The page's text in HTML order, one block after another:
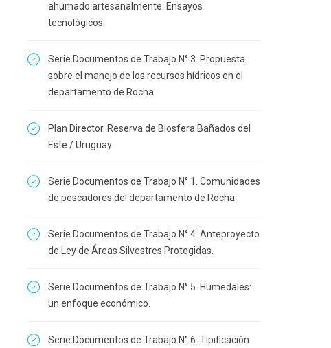
ahumado artesanalmente. Ensayos
tecnológicos.
Serie Documentos de Trabajo N° 3. Propuesta
sobre el manejo de los recursos hídricos en el
departamento de Rocha.
Plan Director. Reserva de Biosfera Bañados del
Este / Uruguay
Serie Documentos de Trabajo N° 1. Comunidades
de pescadores del departamento de Rocha.
Serie Documentos de Trabajo N° 4. Anteproyecto
de Ley de Áreas Silvestres Protegidas.
Serie Documentos de Trabajo N° 5. Humedales:
un enfoque económico.
Serie Documentos de Trabajo N° 6. Tipificación